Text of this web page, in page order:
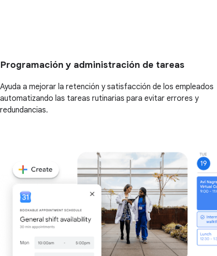
Programación y administración de tareas
Ayuda a mejorar la retención y satisfacción de los empleados
automatizando las tareas rutinarias para evitar errores y
redundancias.